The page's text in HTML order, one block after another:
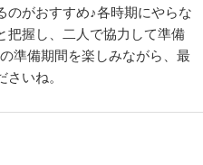
のがおすすめ♪各時期にやらな
把握し、二人で協力して準備
準備期間を楽しみながら、最
いね。